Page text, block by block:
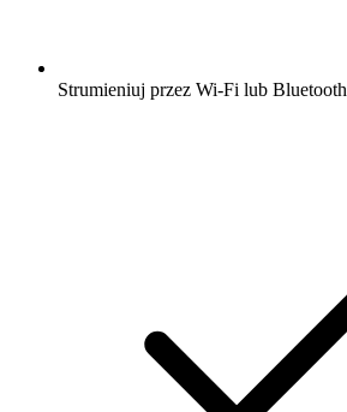
Strumieniuj przez Wi-Fi lub Bluetooth